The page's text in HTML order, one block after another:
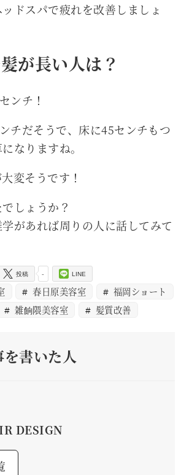
ドスパで疲れを改善しましょ
が長い人は？
ンチ！
チだそうで、床に45センチもつ
なりますね。
変そうです！
しょうか？
があれば周りの人に話してみて
-
投稿 LINE
春日原美容室
福岡ショート
雑餉隈美容室 髪質改善
を書いた人
DESIGN